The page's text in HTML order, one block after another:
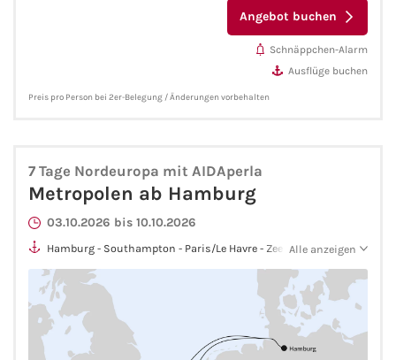
DFDS Seaways
FRS Baltic
Scandlines
Stena Line
Fähre nach Dänemark
Angebot buchen
Schnäppchen-Alarm
Ausflüge buchen
Preis pro Person bei 2er-Belegung / Änderungen vorbehalten
7 Tage Nordeuropa mit AIDAperla
Metropolen ab Hamburg
03.10.2026 bis 10.10.2026
Hamburg - Southampton - Paris/Le Havre - Zeebrügge -Alle anzeigen